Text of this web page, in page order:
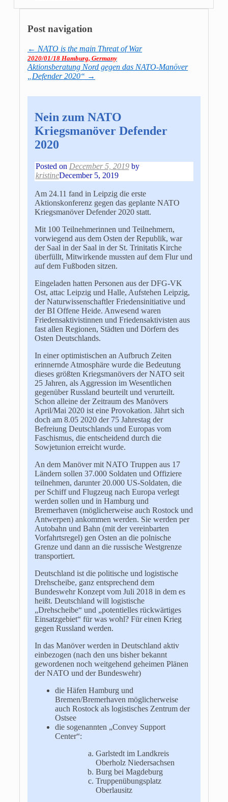
Post navigation
← NATO is the main Threat of War
2020/01/18 Hamburg, Germany
Aktionsberatung Nord gegen das NATO-Manöver
„Defender 2020“ →
Nein zum NATO
Kriegsmanöver Defender
2020
Posted on December 5, 2019 by
kristineDecember 5, 2019
Am 24.11 fand in Leipzig die erste
Aktionskonferenz gegen das geplante NATO
Kriegsmanöver Defender 2020 statt.
Mit 100 Teilnehmerinnen und Teilnehmern,
vorwiegend aus dem Osten der Republik, war
der Saal in der Saal in der St. Trinitatis Kirche
überfüllt, Mitwirkende mussten auf dem Flur und
auf dem Fußboden sitzen.
Eingeladen hatten Personen aus der DFG-VK
Ost, attac Leipzig und Halle, Aufstehen Leipzig,
der Naturwissenschaftler Friedensinitiative und
der BI Offene Heide. Anwesend waren
Friedensaktivistinnen und Friedensaktivisten aus
fast allen Regionen, Städten und Dörfern des
Osten Deutschlands.
In einer optimistischen an Aufbruch Zeiten
erinnernde Atmosphäre wurde die Bedeutung
dieses größten Kriegsmanövers der NATO seit
25 Jahren, als Aggression im Wesentlichen
gegenüber Russland beurteilt und verurteilt.
Schon alleine der Zeitraum des Manövers
April/Mai 2020 ist eine Provokation. Jährt sich
doch am 8.05 2020 der 75 Jahrestag der
Befreiung Deutschlands und Europas vom
Faschismus, die entscheidend durch die
Sowjetunion erreicht wurde.
An dem Manöver mit NATO Truppen aus 17
Ländern sollen 37.000 Soldaten und Offiziere
teilnehmen, darunter 20.000 US-Soldaten, die
per Schiff und Flugzeug nach Europa verlegt
werden sollen und in Hamburg und
Bremerhaven (möglicherweise auch Rostock und
Antwerpen) ankommen werden. Sie werden per
Autobahn und Bahn (mit der vereinbarten
Vorfahrtsregel) gen Osten an die polnische
Grenze und dann an die russische Westgrenze
transportiert.
Deutschland ist die politische und logistische
Drehscheibe, ganz entsprechend dem
Bundeswehr Konzept vom Juli 2018 in dem es
heißt. Deutschland will logistische
„Drehscheibe“ und „potentielles rückwärtiges
Einsatzgebiet“ für was wohl? Für einen Krieg
gegen Russland werden.
In das Manöver werden in Deutschland aktiv
einbezogen (nach den uns bisher bekannt
gewordenen noch weitgehend geheimen Plänen
der NATO und der Bundeswehr)
die Häfen Hamburg und
Bremen/Bremerhaven möglicherweise
auch Rostock als logistisches Zentrum der
Ostsee
die sogenannten „Convey Support
Center“:
Garlstedt im Landkreis
Oberholz Niedersachsen
Burg bei Magdeburg
Truppenübungsplatz
Oberlausitz